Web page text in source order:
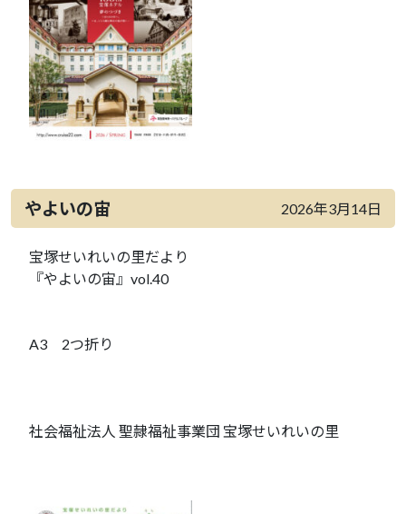
やよいの宙 2026年3月14日
宝塚せいれいの里だより
『やよいの宙』vol.40
A3 2つ折り
社会福祉法人 聖隷福祉事業団 宝塚せいれいの里